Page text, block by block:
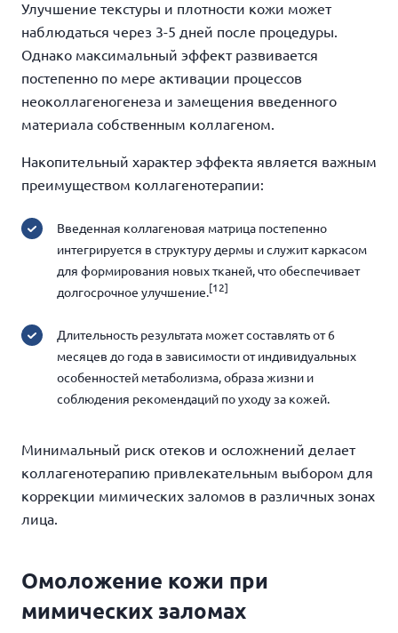
Улучшение текстуры и плотности кожи может
наблюдаться через 3-5 дней после процедуры.
Однако максимальный эффект развивается
постепенно по мере активации процессов
неоколлагеногенеза и замещения введенного
материала собственным коллагеном.
Накопительный характер эффекта является важным
преимуществом коллагенотерапии:
Введенная коллагеновая матрица постепенно
интегрируется в структуру дермы и служит каркасом
для формирования новых тканей, что обеспечивает
долгосрочное улучшение.[12]
Длительность результата может составлять от 6
месяцев до года в зависимости от индивидуальных
особенностей метаболизма, образа жизни и
соблюдения рекомендаций по уходу за кожей.
Минимальный риск отеков и осложнений делает
коллагенотерапию привлекательным выбором для
коррекции мимических заломов в различных зонах
лица.
Омоложение кожи при
мимических заломах